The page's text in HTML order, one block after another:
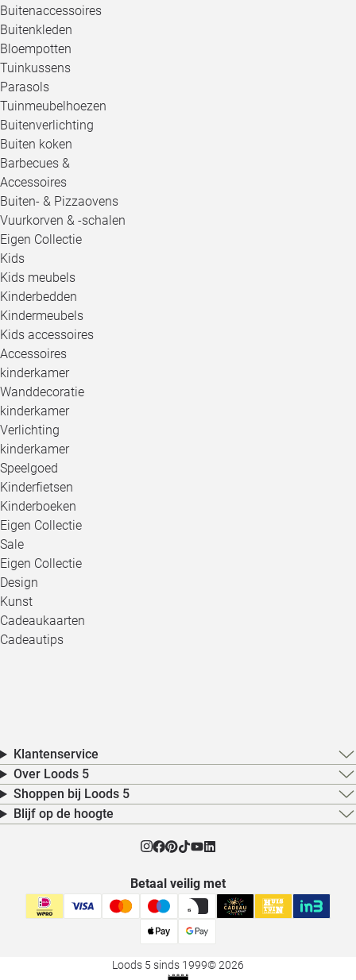
Buitenaccessoires
Buitenkleden
Bloempotten
Tuinkussens
Parasols
Tuinmeubelhoezen
Buitenverlichting
Buiten koken
Barbecues &
Accessoires
Buiten- & Pizzaovens
Vuurkorven & -schalen
Eigen Collectie
Kids
Kids meubels
Kinderbedden
Kindermeubels
Kids accessoires
Accessoires
kinderkamer
Wanddecoratie
kinderkamer
Verlichting
kinderkamer
Speelgoed
Kinderfietsen
Kinderboeken
Eigen Collectie
Sale
Eigen Collectie
Design
Kunst
Cadeaukaarten
Cadeautips
Klantenservice
Over Loods 5
Shoppen bij Loods 5
Blijf op de hoogte
Betaal veilig met
Loods 5 sinds 1999© 2026